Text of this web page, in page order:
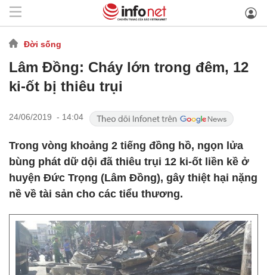
Đời sống
Lâm Đồng: Cháy lớn trong đêm, 12
ki-ốt bị thiêu trụi
24/06/2019 - 14:04
Trong vòng khoảng 2 tiếng đồng hồ, ngọn lửa
bùng phát dữ dội đã thiêu trụi 12 ki-ốt liền kề ở
huyện Đức Trọng (Lâm Đồng), gây thiệt hại nặng
nề về tài sản cho các tiểu thương.